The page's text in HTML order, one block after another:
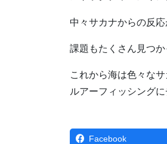
中々サカナからの反
課題もたくさん見つ
これから海は色々な
ルアーフィッシング
Facebook